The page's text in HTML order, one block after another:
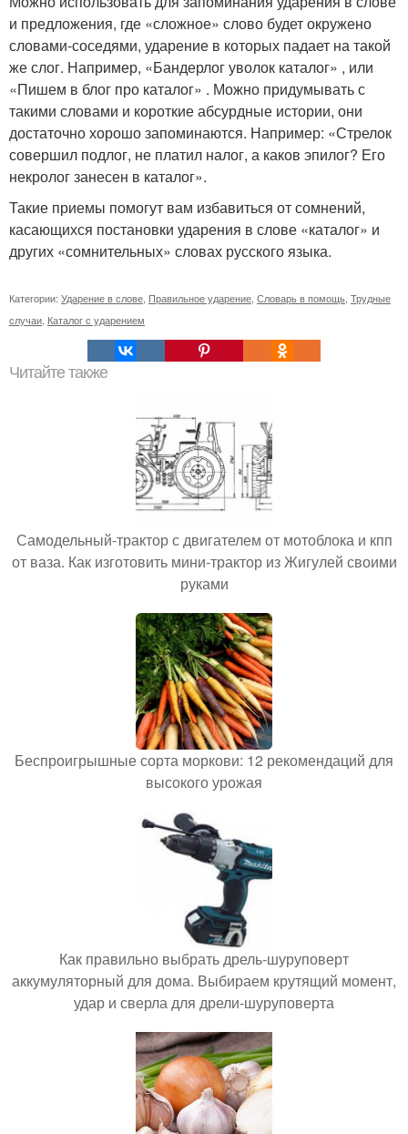
и предложения, где «сложное» слово будет окружено
словами-соседями, ударение в которых падает на такой
же слог. Например, «Бандерлог уволок каталог» , или
«Пишем в блог про каталог» . Можно придумывать с
такими словами и короткие абсурдные истории, они
достаточно хорошо запоминаются. Например: «Стрелок
совершил подлог, не платил налог, а каков эпилог? Его
некролог занесен в каталог».
Такие приемы помогут вам избавиться от сомнений,
касающихся постановки ударения в слове «каталог» и
других «сомнительных» словах русского языка.
Категории: Ударение в слове Правильное ударение Словарь в помощь Трудные
случаи Каталог с ударением
Читайте также
Самодельный-трактор с двигателем от мотоблока и кпп
от ваза. Как изготовить мини-трактор из Жигулей своими
руками
Беспроигрышные сорта моркови: 12 рекомендаций для
высокого урожая
Как правильно выбрать дрель-шуруповерт
аккумуляторный для дома. Выбираем крутящий момент,
удар и сверла для дрели-шуруповерта